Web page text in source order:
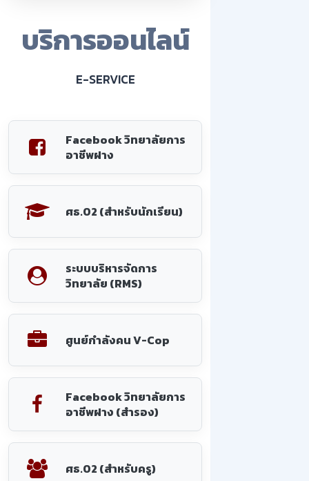
บริการออนไลน์
E-SERVICE
Facebook วิทยาลัยการ
อาชีพฝาง
ศธ.02 (สำหรับนักเรียน)
ระบบบริหารจัดการ
วิทยาลัย (RMS)
ศูนย์กำลังคน V-Cop
Facebook วิทยาลัยการ
อาชีพฝาง (สำรอง)
ศธ.02 (สำหรับครู)